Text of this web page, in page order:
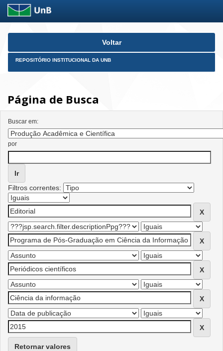
Skip
Voltar
REPOSITÓRIO INSTITUCIONAL DA UNB
Página de Busca
Buscar em:
por
Filtros correntes:
Retornar valores